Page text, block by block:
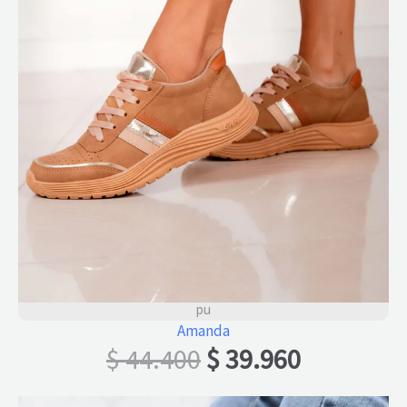
pu
Amanda
$44.400El
precio
original
$39.960El
actual